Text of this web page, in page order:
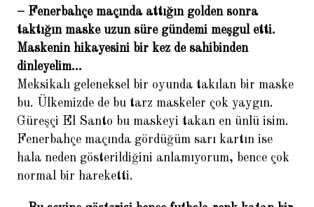
– Fenerbahçe maçında attığın golden sonra
taktığın maske uzun süre gündemi meşgul etti.
Maskenin hikayesini bir kez de sahibinden
dinleyelim…
Meksikalı geleneksel bir oyunda takılan bir maske
bu. Ülkemizde de bu tarz maskeler çok yaygın.
Güreşçi El Santo bu maskeyi takan en ünlü isim.
Fenerbahçe maçında gördüğüm sarı kartın ise
hala neden gösterildiğini anlamıyorum, bence çok
normal bir hareketti.